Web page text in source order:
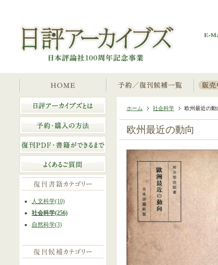
ホーム 社会科学 欧州最近の動
欧州最近の動向
人文科学(10)
社会科学(256)
自然科学(3)